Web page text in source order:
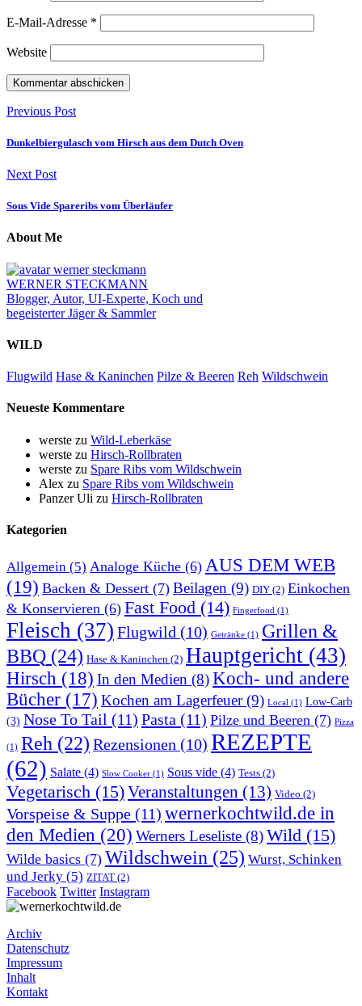
E-Mail-Adresse *
Website
Previous Post
Dunkelbiergulasch vom Hirsch aus dem Dutch Oven
Next Post
Sous Vide Spareribs vom Überläufer
About Me
WERNER STECKMANN
Blogger, Autor, UI-Experte, Koch und
begeisterter Jäger & Sammler
WILD
Flugwild Hase & Kaninchen Pilze & Beeren Reh Wildschwein
Neueste Kommentare
werste zu Wild-Leberkäse
werste zu Hirsch-Rollbraten
werste zu Spare Ribs vom Wildschwein
Alex zu Spare Ribs vom Wildschwein
Panzer Uli zu Hirsch-Rollbraten
Kategorien
Allgemein (5) Analoge Küche (6) AUS DEM WEB
(19) Backen & Dessert (7) Beilagen (9) DIY (2) Einkochen
& Konservieren (6) Fast Food (14) Fingerfood (1)
Fleisch (37) Flugwild (10) Getränke (1) Grillen &
BBQ (24) Hase & Kaninchen (2) Hauptgericht (43)
Hirsch (18) In den Medien (8)Koch- und andere
Bücher (17) Kochen am Lagerfeuer(9) Local (1) Low-Carb
(3) Nose To Tail (11) Pasta (11) Pilze und Beeren (7) Pizza
(1) Reh (22) Rezensionen (10) REZEPTE
(62) Salate (4) Slow Cooker (1) Sous vide (4) Tests (2)
Vegetarisch (15)Veranstaltungen (13) Video (2)
Vorspeise & Suppe (11) wernerkochtwild.de in
den Medien (20) Werners Leseliste (8)Wild (15)
Wilde basics (7) Wildschwein (25) Wurst, Schinken
und Jerky (5) ZITAT (2)
Facebook Twitter Instagram
Archiv
Datenschutz
Impressum
Inhalt
Kontakt